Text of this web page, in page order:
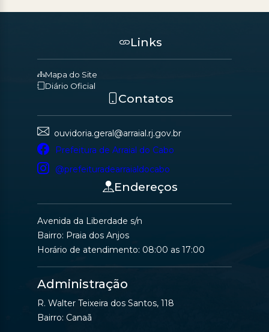
Links
Mapa do Site
Diário Oficial
Contatos
ouvidoria.geral@arraial.rj.gov.br
Prefeitura de Arraial do Cabo
@prefeituradearraialdocabo
Endereços
Avenida da Liberdade s/n
Bairro: Praia dos Anjos
Horário de atendimento: 08:00 as 17:00
Administração
R. Walter Teixeira dos Santos, 118
Bairro: Canaã